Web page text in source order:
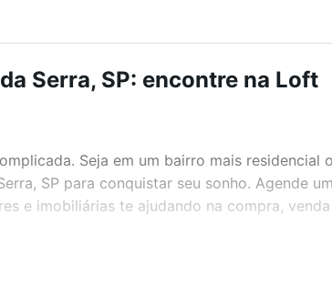
Serra, SP: encontre na Loft
Seja em um bairro mais
SP para conquistar seu sonho. Agende
e imobiliárias te ajudando na compra,